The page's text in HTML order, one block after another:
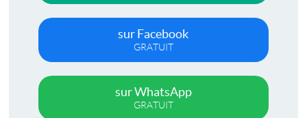
sur Facebook
GRATUIT
sur WhatsApp
GRATUIT